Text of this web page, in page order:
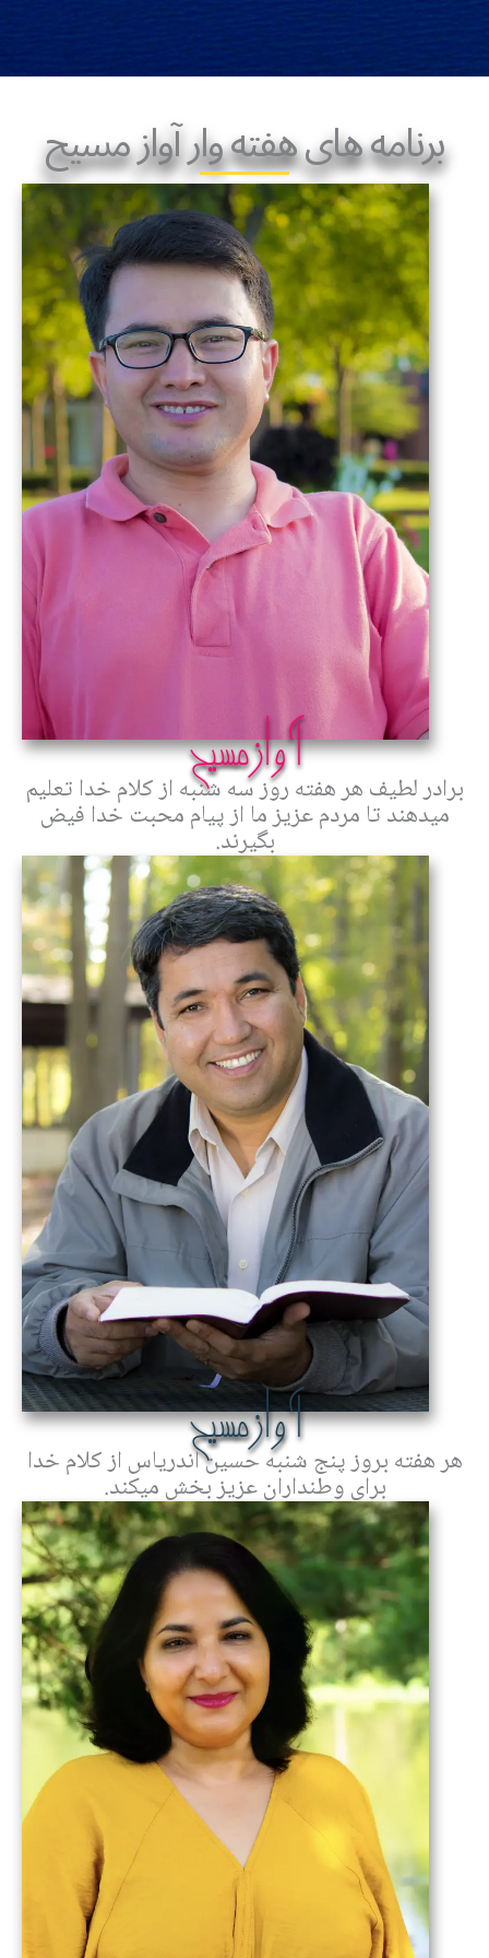
برنامه های هفته وار آواز مسيح
آوازمسيح
برادر لطيف هر هفته روز سه شنبه از کلام خدا تعليم
ميدهند تا مردم عزيز ما از پيام محبت خدا فيض
بگيرند.
آوازمسيح
هر هفته بروز پنج شنبه حسين اندرياس از کلام خدا
برای وطنداران عزيز بخش ميکند.